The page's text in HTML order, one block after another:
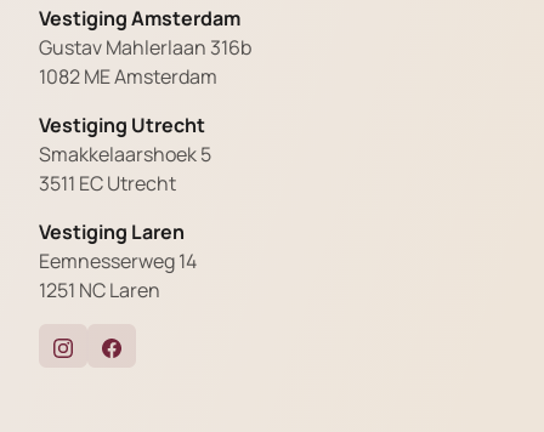
Vestiging Amsterdam
Gustav Mahlerlaan 316b
1082 ME Amsterdam
Vestiging Utrecht
Smakkelaarshoek 5
3511 EC Utrecht
Vestiging Laren
Eemnesserweg 14
1251 NC Laren